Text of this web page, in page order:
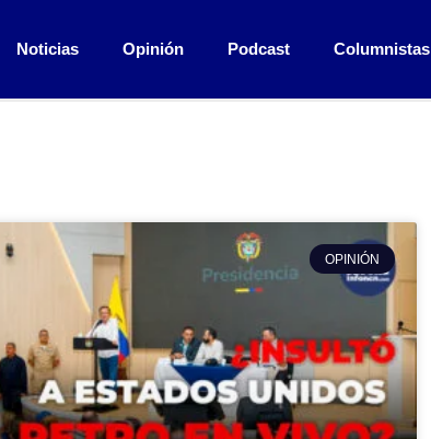
Noticias Opinión Podcast Columnistas
OPINIÓN